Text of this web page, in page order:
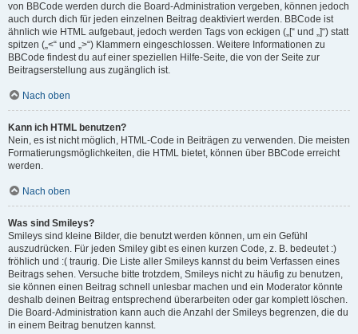
von BBCode werden durch die Board-Administration vergeben, können jedoch
auch durch dich für jeden einzelnen Beitrag deaktiviert werden. BBCode ist
ähnlich wie HTML aufgebaut, jedoch werden Tags von eckigen („[“ und „]“) statt
spitzen („<“ und „>“) Klammern eingeschlossen. Weitere Informationen zu
BBCode findest du auf einer speziellen Hilfe-Seite, die von der Seite zur
Beitragserstellung aus zugänglich ist.
Nach oben
Kann ich HTML benutzen?
Nein, es ist nicht möglich, HTML-Code in Beiträgen zu verwenden. Die meisten
Formatierungsmöglichkeiten, die HTML bietet, können über BBCode erreicht
werden.
Nach oben
Was sind Smileys?
Smileys sind kleine Bilder, die benutzt werden können, um ein Gefühl
auszudrücken. Für jeden Smiley gibt es einen kurzen Code, z. B. bedeutet :)
fröhlich und :( traurig. Die Liste aller Smileys kannst du beim Verfassen eines
Beitrags sehen. Versuche bitte trotzdem, Smileys nicht zu häufig zu benutzen,
sie können einen Beitrag schnell unlesbar machen und ein Moderator könnte
deshalb deinen Beitrag entsprechend überarbeiten oder gar komplett löschen.
Die Board-Administration kann auch die Anzahl der Smileys begrenzen, die du
in einem Beitrag benutzen kannst.